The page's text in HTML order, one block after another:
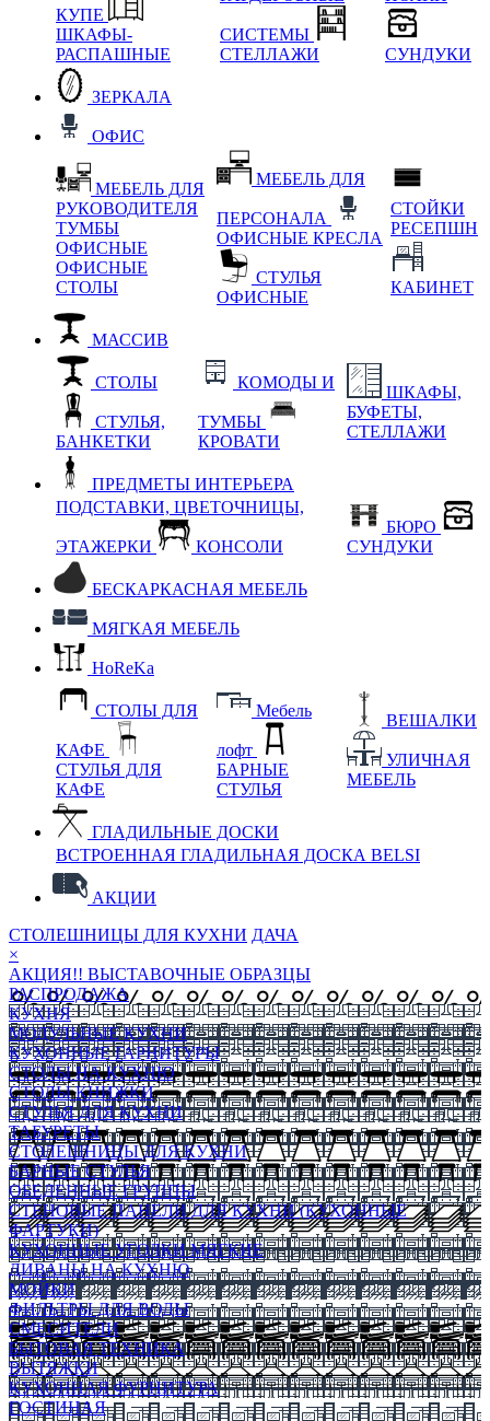
КУПЕ
ШКАФЫ-
РАСПАШНЫЕ
СИСТЕМЫ
СТЕЛЛАЖИ
СУНДУКИ
ЗЕРКАЛА
ОФИС
МЕБЕЛЬ ДЛЯ
РУКОВОДИТЕЛЯ
ТУМБЫ
ОФИСНЫЕ
ОФИСНЫЕ
СТОЛЫ
МЕБЕЛЬ ДЛЯ
ПЕРСОНАЛА
ОФИСНЫЕ КРЕСЛА
СТУЛЬЯ
ОФИСНЫЕ
СТОЙКИ
РЕСЕПШН
КАБИНЕТ
МАССИВ
СТОЛЫ
СТУЛЬЯ,
БАНКЕТКИ
КОМОДЫ И
ТУМБЫ
КРОВАТИ
ШКАФЫ,
БУФЕТЫ,
СТЕЛЛАЖИ
ПРЕДМЕТЫ ИНТЕРЬЕРА
ПОДСТАВКИ, ЦВЕТОЧНИЦЫ,
ЭТАЖЕРКИ КОНСОЛИ
БЮРО
СУНДУКИ
БЕСКАРКАСНАЯ МЕБЕЛЬ
МЯГКАЯ МЕБЕЛЬ
HoReKa
СТОЛЫ ДЛЯ
КАФЕ
СТУЛЬЯ ДЛЯ
КАФЕ
Мебель
лофт
БАРНЫЕ
СТУЛЬЯ
ВЕШАЛКИ
УЛИЧНАЯ
МЕБЕЛЬ
ГЛАДИЛЬНЫЕ ДОСКИ
ВСТРОЕННАЯ ГЛАДИЛЬНАЯ ДОСКА BELSI
АКЦИИ
СТОЛЕШНИЦЫ ДЛЯ КУХНИ ДАЧА
×
АКЦИЯ!! ВЫСТАВОЧНЫЕ ОБРАЗЦЫ
РАСПРОДАЖА
КУХНЯ
МОДУЛЬНЫЕ КУХНИ
КУХОННЫЕ ГАРНИТУРЫ
СТОЛЫ НА КУХНЮ
СТОЛЫ КНИЖКИ
СТУЛЬЯ ДЛЯ КУХНИ
ТАБУРЕТЫ
СТОЛЕШНИЦЫ ДЛЯ КУХНИ
БАРНЫЕ СТУЛЬЯ
ОБЕДЕННЫЕ ГРУППЫ
СТЕНОВЫЕ ПАНЕЛИ ДЛЯ КУХНИ (КУХОННЫЕ
ФАРТУКИ)
КУХОННЫЕ УГОЛКИ МЯГКИЕ
ДИВАНЫ НА КУХНЮ
МОЙКИ
ФИЛЬТРЫ ДЛЯ ВОДЫ
СМЕСИТЕЛИ
БЫТОВАЯ ТЕХНИКА
ВЫТЯЖКИ
КУХОННАЯ ФУРНИТУРА
ГОСТИНАЯ